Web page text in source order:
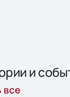
и
все